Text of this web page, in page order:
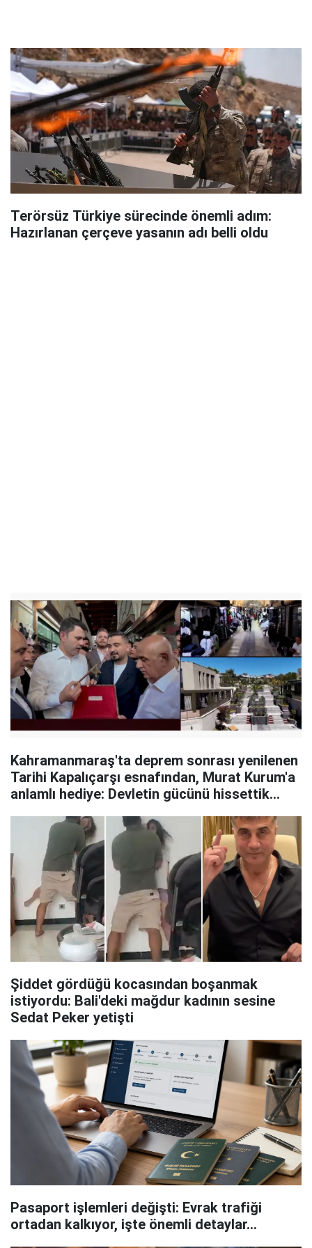
Terörsüz Türkiye sürecinde önemli adım:
Hazırlanan çerçeve yasanın adı belli oldu
Kahramanmaraş'ta deprem sonrası yenilenen
Tarihi Kapalıçarşı esnafından, Murat Kurum'a
anlamlı hediye: Devletin gücünü hissettik...
Şiddet gördüğü kocasından boşanmak
istiyordu: Bali'deki mağdur kadının sesine
Sedat Peker yetişti
Pasaport işlemleri değişti: Evrak trafiği
ortadan kalkıyor, işte önemli detaylar...